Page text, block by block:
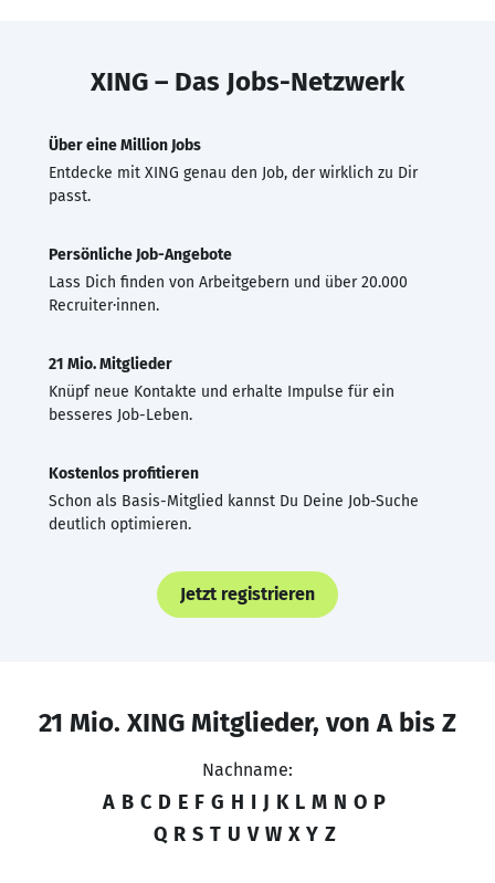
XING – Das Jobs-Netzwerk
Über eine Million Jobs
Entdecke mit XING genau den Job, der wirklich zu Dir
passt.
Persönliche Job-Angebote
Lass Dich finden von Arbeitgebern und über 20.000
Recruiter·innen.
21 Mio. Mitglieder
Knüpf neue Kontakte und erhalte Impulse für ein
besseres Job-Leben.
Kostenlos profitieren
Schon als Basis-Mitglied kannst Du Deine Job-Suche
deutlich optimieren.
Jetzt registrieren
21 Mio. XING Mitglieder, von A bis Z
Nachname:
A B C D E F G H I J K L M N O P
Q R S T U V W X Y Z